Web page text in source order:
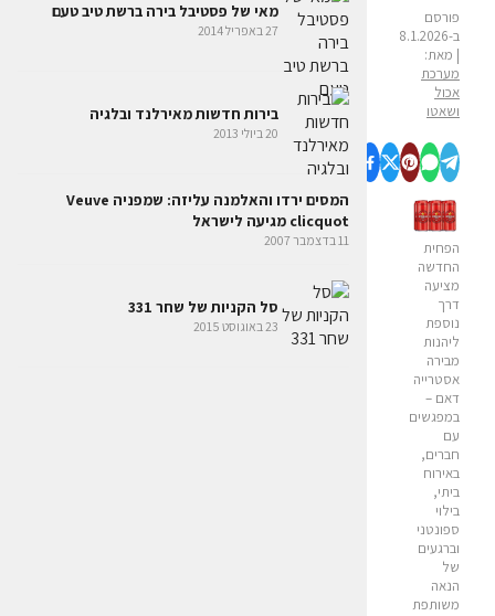
פורסם
ב-8.1.2026
| מאת:
מערכת
אכול
ושאטו
הפחית
החדשה
מציעה
דרך
נוספת
ליהנות
מבירה
אסטרייה
דאם –
במפגשים
עם
חברים,
באירוח
ביתי,
בילוי
ספונטני
וברגעים
של
הנאה
משותפת
מאי של פסטיבל בירה ברשת טיב טעם
27 באפריל 2014
בירות חדשות מאירלנד ובלגיה
20 ביולי 2013
המסים ירדו והאלמנה עליזה: שמפניה Veuve
clicquot מגיעה לישראל
11 בדצמבר 2007
סל הקניות של שחר 331
23 באוגוסט 2015